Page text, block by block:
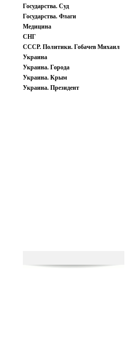
Государства. Суд
Государства. Флаги
Медицина
СНГ
СССР. Политики. Гобачев Михаил
Украина
Украина. Города
Украина. Крым
Украина. Президент